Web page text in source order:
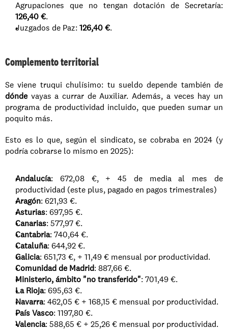
126,40 €.
Juzgados de Paz: 126,40 €.
Complemento territorial
dónde vayas a currar de Auxiliar. Además, a veces hay un
programa de productividad incluido, que pueden sumar un
poquito más.
Esto es lo que, según el sindicato, se cobraba en 2024 (y
podría cobrarse lo mismo en 2025):
Andalucía: 672,08 €, + 45 de media al mes de
productividad (este plus, pagado en pagos trimestrales)
Aragón: 621,93 €.
Asturias: 697,95 €.
Canarias: 577,97 €.
Cantabria: 740,64 €.
Cataluña: 644,92 €.
Galicia: 651,73 €, + 11,49 € mensual por productividad.
Comunidad de Madrid: 887,66 €.
Ministerio, ámbito "no transferido": 701,49 €.
La Rioja: 695,63 €.
Navarra: 462,05 € + 168,15 € mensual por productividad.
País Vasco: 1197,80 €.
Valencia: 588,65 € + 25,26 € mensual por productividad.